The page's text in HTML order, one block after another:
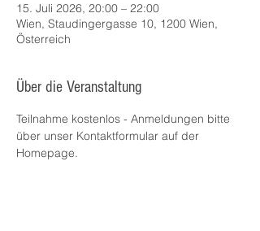
15. Juli 2026, 20:00 – 22:00
Wien, Staudingergasse 10, 1200 Wien,
Österreich
Über die Veranstaltung
Teilnahme kostenlos - Anmeldungen bitte
über unser Kontaktformular auf der
Homepage.